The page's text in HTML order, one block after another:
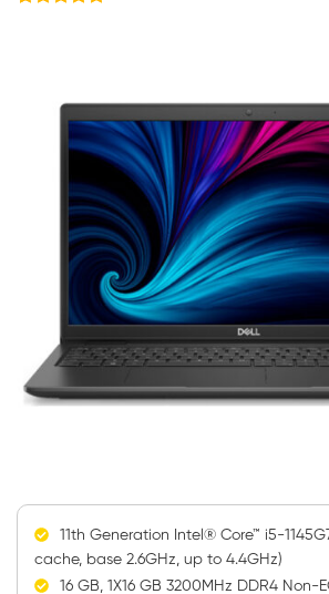
11th Generation Intel® Core™ i5-
cache, base 2.6GHz, up to 4.4GHz)
16 GB, 1X16 GB 3200MHz DDR4 Non-